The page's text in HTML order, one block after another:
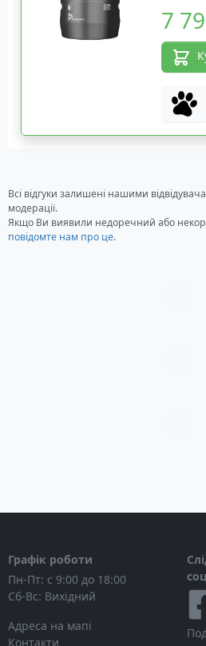
7
Всі відгуки залишені нашими
модерації.
Якщо Ви виявили недоречний або
повідомте нам про це.
Графік роботи
Пн-Пт: с 9:00 до 18:00
Сб-Вс: Вихідний
Адреса на мапі
Контакти